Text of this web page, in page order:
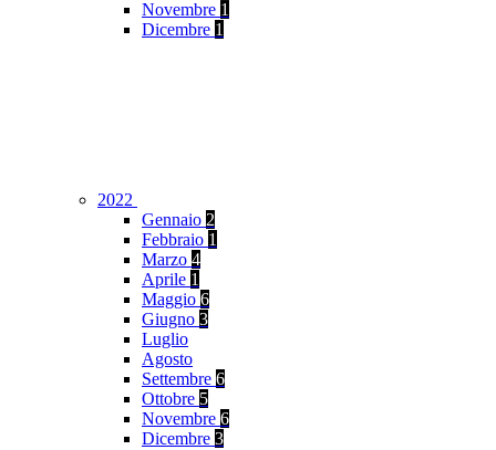
Novembre 1
Dicembre 1
2022
Gennaio 2
Febbraio 1
Marzo 4
Aprile 1
Maggio 6
Giugno 3
Luglio
Agosto
Settembre 6
Ottobre 5
Novembre 6
Dicembre 3